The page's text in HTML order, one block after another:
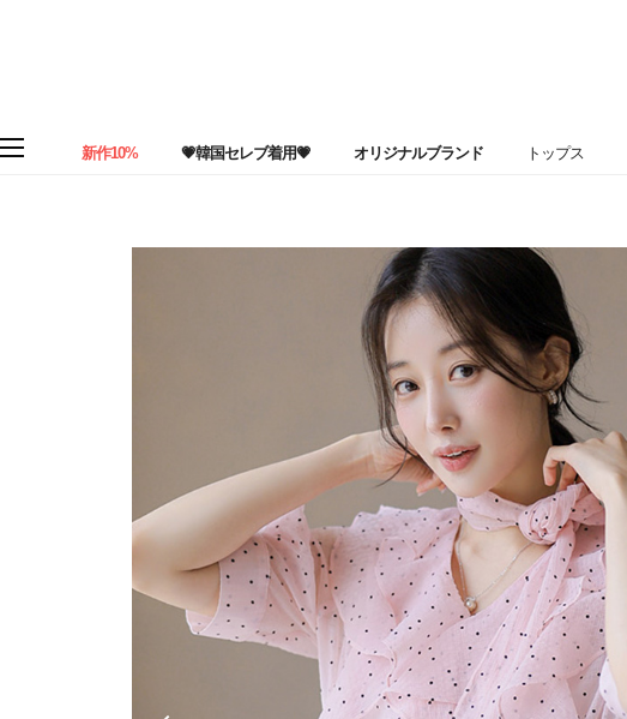
新作10% 💗韓国セレブ着用💗 オリジナルブランド トップス